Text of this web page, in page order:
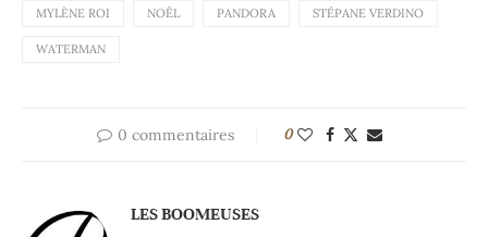
MYLÈNE ROI NOËL PANDORA STÉPANE VERDINO
WATERMAN
0 commentaires 0
LES BOOMEUSES